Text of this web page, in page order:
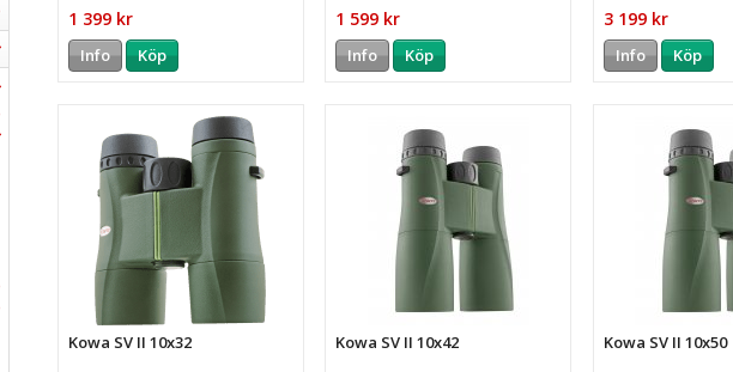
1 399 kr
Info Köp
1 599 kr
Info Köp
3 199 kr
Info Köp
Kowa SV II 10x32 Kowa SV II 10x42 Kowa SV II 10x50